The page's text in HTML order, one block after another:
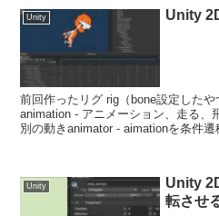
Unity Unity
前回作ったリグ rig（bone設定した
animation - アニメーション、走る、
別の動きanimator - aimationを条件遷
Unity
Unity
転させ